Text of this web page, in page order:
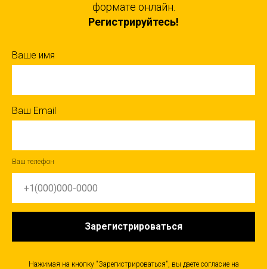
формате онлайн.
Регистрируйтесь!
Ваше имя
Ваш Email
Ваш телефон
Зарегистрироваться
Нажимая на кнопку "Зарегистрироваться", вы даете согласие на